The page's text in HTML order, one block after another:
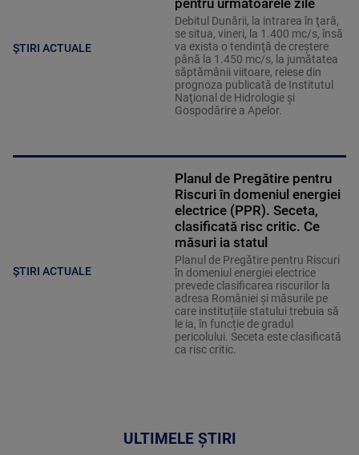
ȘTIRI ACTUALE
pentru următoarele zile
Debitul Dunării, la intrarea în ţară,
se situa, vineri, la 1.400 mc/s, însă
va exista o tendinţă de creştere
până la 1.450 mc/s, la jumătatea
săptămânii viitoare, reiese din
prognoza publicată de Institutul
Naţional de Hidrologie şi
Gospodărire a Apelor.
ȘTIRI ACTUALE
Planul de Pregătire pentru
Riscuri în domeniul energiei
electrice (PPR). Seceta,
clasificată risc critic. Ce
măsuri ia statul
Planul de Pregătire pentru Riscuri
în domeniul energiei electrice
prevede clasificarea riscurilor la
adresa României și măsurile pe
care instituțiile statului trebuia să
le ia, în funcție de gradul
pericolului. Seceta este clasificată
ca risc critic.
ULTIMELE ȘTIRI